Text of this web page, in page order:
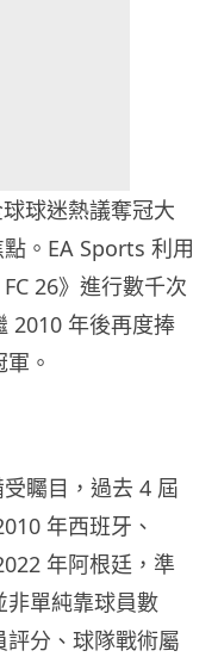
球迷熱議奪冠大
。EA Sports 利用
26》進行數千次
2010 年後再度捧
。
矚目，過去 4 屆
年西班牙、
年阿根廷，準
非單純靠球員數
分、球隊戰術屬